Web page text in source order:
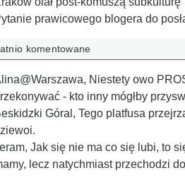
prawicowego blogera do
komentowane
, Niestety owo
- kto inny mógłby
Góral , Tego platfusa
, Jak się nie ma co się lubi, to
lecz natychmiast przechodzi